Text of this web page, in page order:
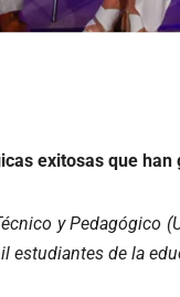
exitosas que
y Pedagógico
estudiantes de la